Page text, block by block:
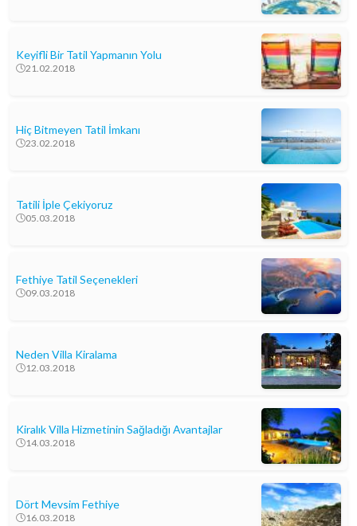
Keyifli Bir Tatil Yapmanın Yolu
21.02.2018
Hiç Bitmeyen Tatil İmkanı
23.02.2018
Tatili İple Çekiyoruz
05.03.2018
Fethiye Tatil Seçenekleri
09.03.2018
Neden Villa Kiralama
12.03.2018
Kiralık Villa Hizmetinin Sağladığı Avantajlar
14.03.2018
Dört Mevsim Fethiye
16.03.2018